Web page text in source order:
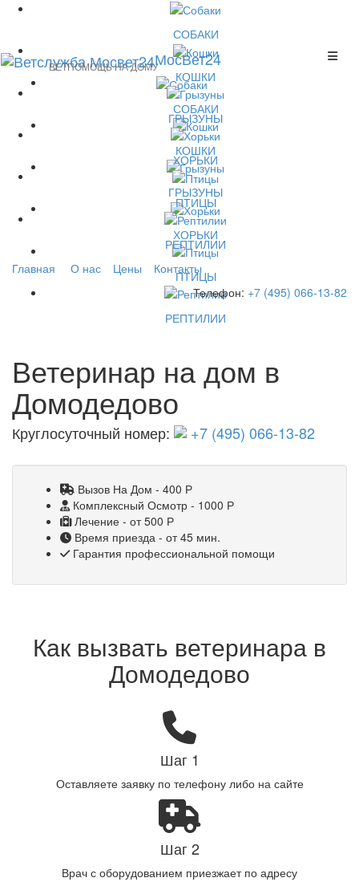
СОБАКИ
КОШКИ
ГРЫЗУНЫ
ХОРЬКИ
ПТИЦЫ
РЕПТИЛИИ
Главная
О нас Цены
Контакты
Телефон: +7 (495) 066-13-82
МосВет24
ВЕТПОМОЩЬ НА ДОМУ
СОБАКИ
КОШКИ
ГРЫЗУНЫ
ХОРЬКИ
ПТИЦЫ
РЕПТИЛИИ
Ветеринар на дом в
Домодедово
Круглосуточный номер: +7 (495) 066-13-82
Вызов На Дом - 400 Р
Комплексный Осмотр - 1000 Р
Лечение - от 500 Р
Время приезда - от 45 мин.
Гарантия профессиональной помощи
Как вызвать ветеринара в
Домодедово
Шаг 1
Оставляете заявку по телефону либо на сайте
Шаг 2
Врач с оборудованием приезжает по адресу